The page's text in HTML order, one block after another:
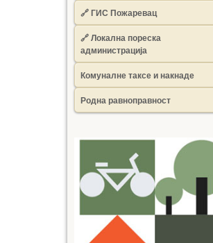
🔗 ГИС Пожаревац
🔗 Локална пореска
администрација
Комуналне таксе и накнаде
Родна равноправност